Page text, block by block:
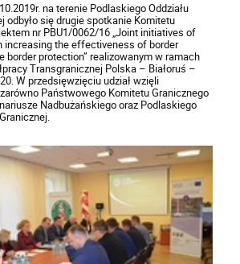
na terenie Podlaskiego Oddziału
odbyło się drugie spotkanie Komitetu
nr PBU1/0062/16 „Joint initiatives of
increasing the effectiveness of border
border protection” realizowanym w ramach
Transgranicznej Polska – Białoruś –
W przedsięwzięciu udział wzięli
Państwowego Komitetu Granicznego
Nadbużańskiego oraz Podlaskiego